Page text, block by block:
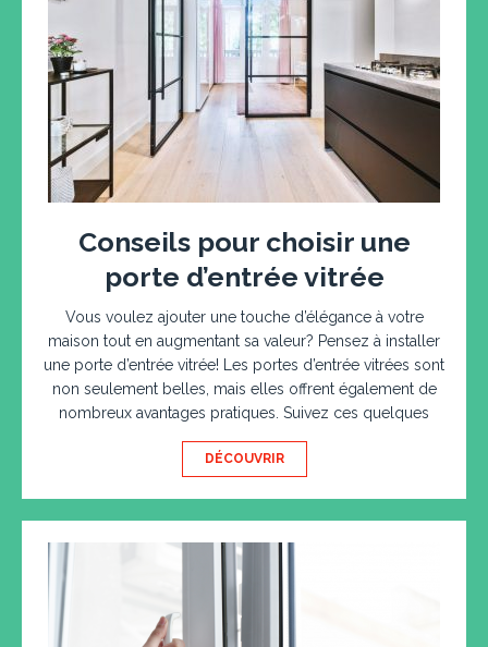
Conseils pour choisir une
porte d’entrée vitrée
Vous voulez ajouter une touche d’élégance à votre
maison tout en augmentant sa valeur? Pensez à installer
une porte d’entrée vitrée! Les portes d’entrée vitrées sont
non seulement belles, mais elles offrent également de
nombreux avantages pratiques. Suivez ces quelques
DÉCOUVRIR